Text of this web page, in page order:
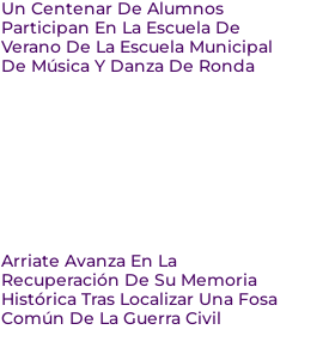
Un Centenar De Alumnos
Participan En La Escuela De
Verano De La Escuela Municipal
De Música Y Danza De Ronda
Arriate Avanza En La
Recuperación De Su Memoria
Histórica Tras Localizar Una Fosa
Común De La Guerra Civil